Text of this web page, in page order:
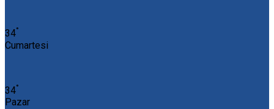
34°
Cumartesi
34°
Pazar